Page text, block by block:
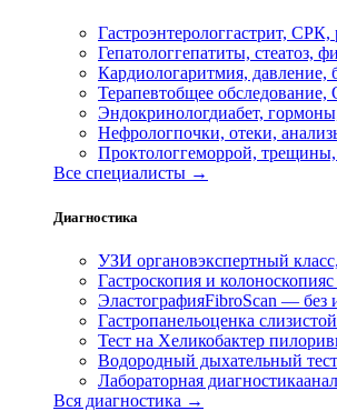
Гастроэнтерологгастрит, СРК,
Гепатологгепатиты, стеатоз,
Кардиологаритмия, давление,
Терапевтобщее
Эндокринологдиабет,
Нефрологпочки, отеки,
Проктологгеморрой,
Все специалисты →
Диагностика
УЗИ органовэкспертный
Гастроскопия и колоноскопия
ЭластографияFibroScan — без
Гастропанельоценка
Тест на Хеликобактер пилори
Водородный дыхательный тест
Лабораторная диагностика
Вся диагностика →